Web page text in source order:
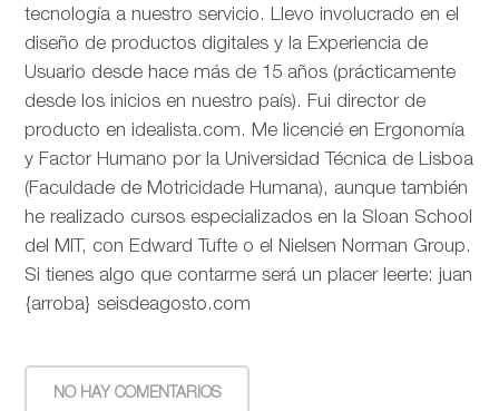
tecnología a nuestro servicio. Llevo involucrado en el
diseño de productos digitales y la Experiencia de
Usuario desde hace más de 15 años (prácticamente
desde los inicios en nuestro país). Fui director de
producto en idealista.com. Me licencié en Ergonomía
y Factor Humano por la Universidad Técnica de Lisboa
(Faculdade de Motricidade Humana), aunque también
he realizado cursos especializados en la Sloan School
del MIT, con Edward Tufte o el Nielsen Norman Group.
Si tienes algo que contarme será un placer leerte: juan
{arroba} seisdeagosto.com
NO HAY COMENTARIOS